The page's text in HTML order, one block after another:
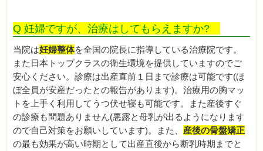
Q 妊婦ですが、治療はしてもらえますか?
当院は妊婦整体を全国の院長に指導している治療院です。
また日本トップクラスの衛生環境を提供していますのでご
安心ください。診療は出産直前１日まで診療は可能です(ほ
ぼ全員が安産だったとの報告があります)。治療用の胸マッ
トを上手く利用してうつ伏せ寝も可能です。また産後すぐ
の診療も問題ありません(悪露と母乳が出るようになります
ので自己対策をお願いしています)。また、 産後の骨盤矯正
の最も効果が高い時期として出産直後から断乳時期までと